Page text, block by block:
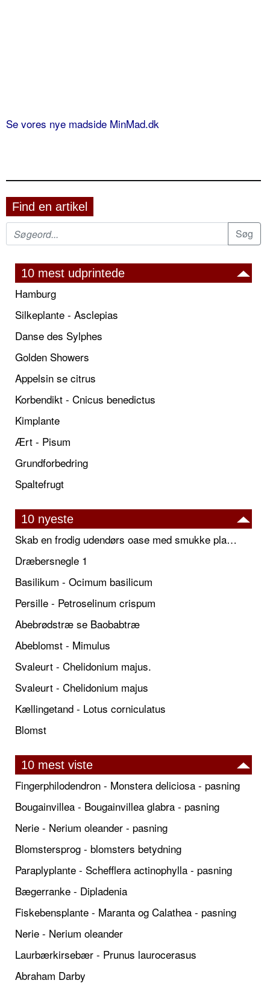
Se vores nye madside MinMad.dk
Find en artikel
10 mest udprintede
Hamburg
Silkeplante - Asclepias
Danse des Sylphes
Golden Showers
Appelsin se citrus
Korbendikt - Cnicus benedictus
Kimplante
Ært - Pisum
Grundforbedring
Spaltefrugt
10 nyeste
Skab en frodig udendørs oase med smukke plantekrukker og elegante espalier
Dræbersnegle 1
Basilikum - Ocimum basilicum
Persille - Petroselinum crispum
Abebrødstræ se Baobabtræ
Abeblomst - Mimulus
Svaleurt - Chelidonium majus.
Svaleurt - Chelidonium majus
Kællingetand - Lotus corniculatus
Blomst
10 mest viste
Fingerphilodendron - Monstera deliciosa - pasning
Bougainvillea - Bougainvillea glabra - pasning
Nerie - Nerium oleander - pasning
Blomstersprog - blomsters betydning
Paraplyplante - Schefflera actinophylla - pasning
Bægerranke - Dipladenia
Fiskebensplante - Maranta og Calathea - pasning
Nerie - Nerium oleander
Laurbærkirsebær - Prunus laurocerasus
Abraham Darby